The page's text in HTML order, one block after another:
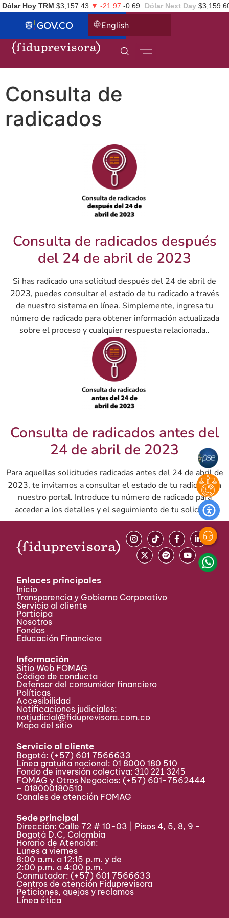
Dólar Hoy TRM $3,157.43 ▼ -21.97 -0.69 Dólar Next Day
English
Consulta de
radicados
Consulta de radicados después
del 24 de abril de 2023
Si has radicado una solicitud después del 24 de abril de
2023, puedes consultar el estado de tu radicado a través
de nuestro sistema en línea. Simplemente, ingresa tu
número de radicado para obtener información actualizada
sobre el proceso y cualquier respuesta relacionada..
Consulta de radicados antes del
24 de abril de 2023
Para aquellas solicitudes radicadas antes del 24 de abril de
2023, te invitamos a consultar el estado de tu radicado en
nuestro portal. Introduce tu número de radicado para
acceder a los detalles y el seguimiento de tu solicitud.
Enlaces principales
Inicio
Transparencia y Gobierno Corporativo
Servicio al cliente
Participa ​
Nosotros
Fondos
Educación Financiera
Información
Sitio Web FOMAG
Código de conducta
Defensor del consumidor financiero
Políticas
Accesibilidad
Notificaciones judiciales:
notjudicial@fiduprevisora.com.co
Mapa del sitio
Servicio al cliente
Bogotá: (+57) 601 7566633
Línea gratuita nacional: 01 8000 180 510
Fondo de inversión colectiva:310 221 3245
FOMAG y Otros Negocios: (+57) 601-7562444
– 018000180510
Canales de atención FOMAG
Sede principal
Dirección: Calle 72 # 10-03 | Pisos 4, 5, 8, 9 -
Bogotá D.C, Colombia
Horario de Atención:
Lunes a viernes
8:00 a.m. a 12:15 p.m. y de
2:00 p.m. a 4:00 p.m.
Conmutador: (+57) 601 7566633
Centros de atención Fiduprevisora
Peticiones, quejas y reclamos
Línea ética